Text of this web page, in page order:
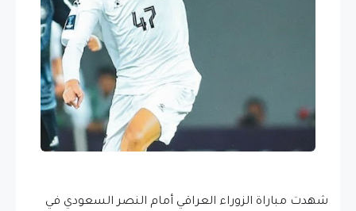
شهدت مباراة الزوراء العراقي أمام النصر السعودي في